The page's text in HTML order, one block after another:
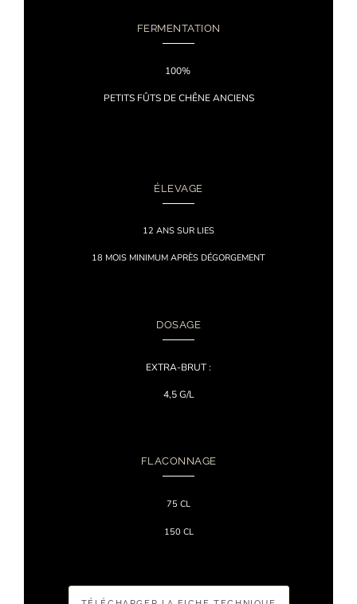
FERMENTATION
100%
PETITS FÛTS DE CHÊNE ANCIENS
ÉLEVAGE
12 ANS SUR LIES
18 MOIS MINIMUM APRÈS DÉGORGEMENT
DOSAGE
EXTRA-BRUT :
4,5 G/L
FLACONNAGE
75 CL
150 CL